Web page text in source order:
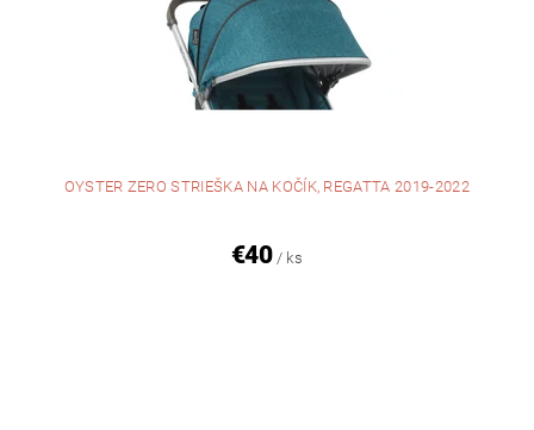
OYSTER ZERO STRIEŠKA NA KOČÍK, REGATTA 2019-2022
€40 / ks